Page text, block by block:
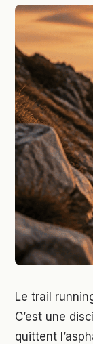
Le trail
C’est une
quittent